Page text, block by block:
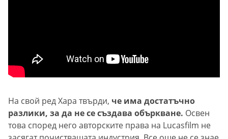
На свой ред Хара твърди, че има достатъчно
разлики, за да не се създава объркване. Освен
това според него авторските права на Lucasfilm не